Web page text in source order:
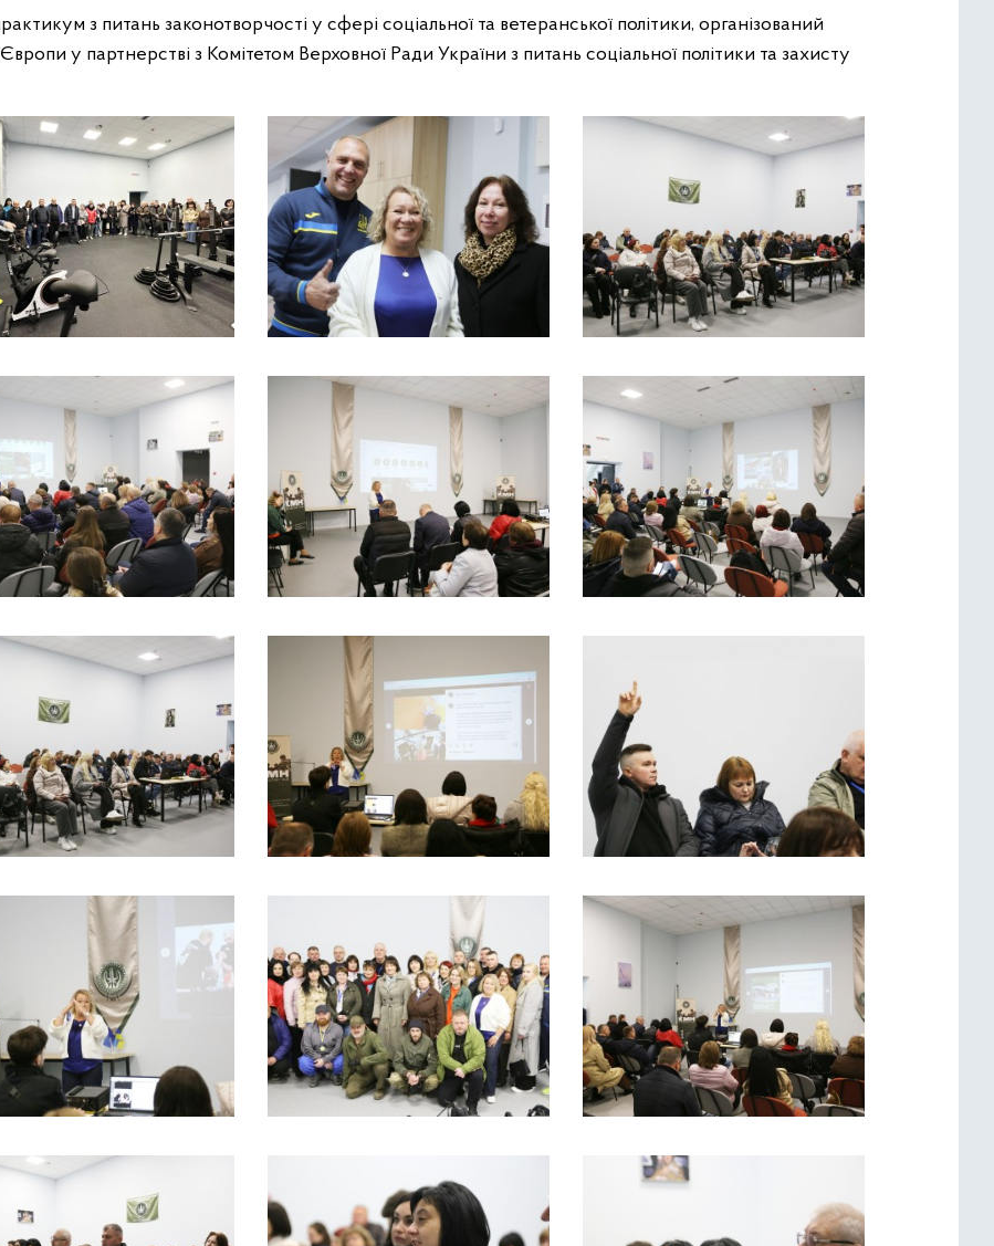
з питань законотворчості у сфері соціальної та ветеранської політики, організований
у партнерстві з Комітетом Верховної Ради України з питань соціальної політики та захисту